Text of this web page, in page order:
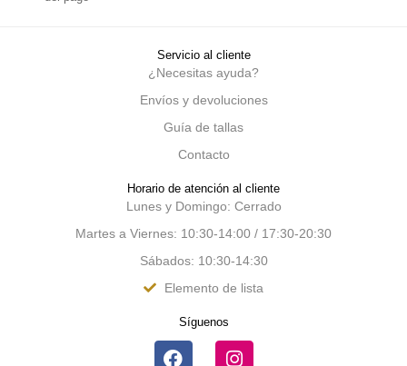
Servicio al cliente
¿Necesitas ayuda?
Envíos y devoluciones
Guía de tallas
Contacto
Horario de atención al cliente
Lunes y Domingo: Cerrado
Martes a Viernes: 10:30-14:00 / 17:30-20:30
Sábados: 10:30-14:30
Elemento de lista
Síguenos